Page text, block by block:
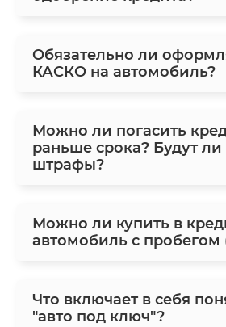
Обязательно ли
КАСКО на автомобиль?
Можно ли погасить
раньше срока? Будут ли
штрафы?
Можно ли купить в
автомобиль с пробегом
Что включает в себя
"авто под ключ"?